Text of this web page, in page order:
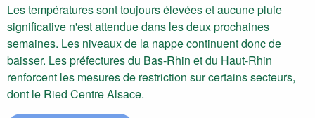
Les températures sont toujours élevées et aucune pluie
significative n'est attendue dans les deux prochaines
semaines. Les niveaux de la nappe continuent donc de
baisser. Les préfectures du Bas-Rhin et du Haut-Rhin
renforcent les mesures de restriction sur certains secteurs,
dont le Ried Centre Alsace.